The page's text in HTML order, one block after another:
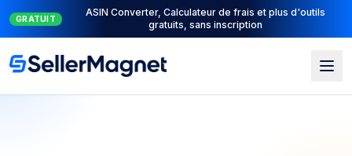
NOUVEAU
Suite PPC complète : PPC Manager pour le contrôle + AI
Engine pour l'automatisation